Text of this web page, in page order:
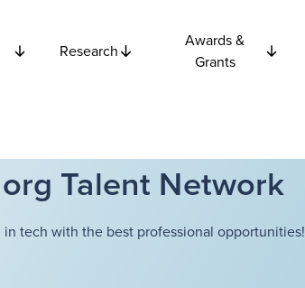
Research
Awards &
Grants
Talent Network
tech with the best professional opportunities!